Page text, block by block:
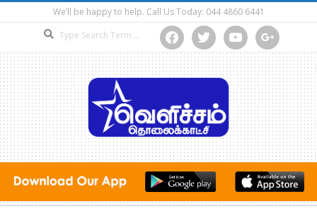
to
We’ll be happy to help. Call Us Today: 044 4860 6441
facebooktwitter youtube google